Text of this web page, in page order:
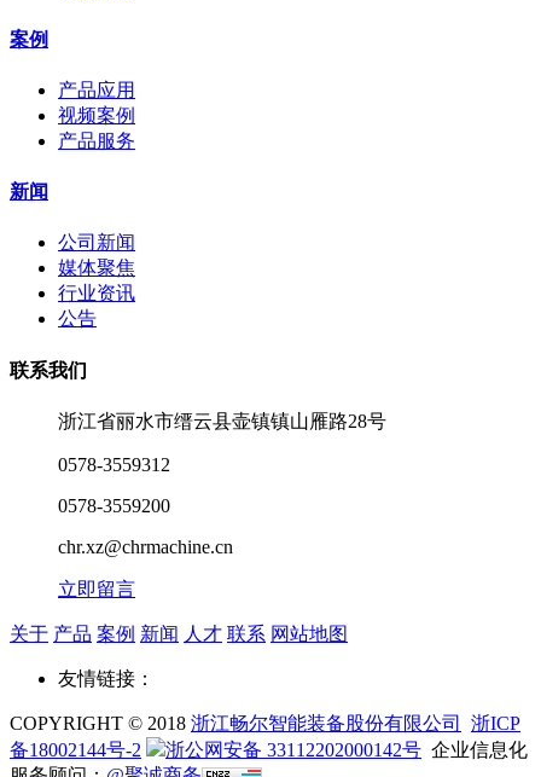
案例
产品应用
视频案例
产品服务
新闻
公司新闻
媒体聚焦
行业资讯
公告
联系我们
浙江省丽水市缙云县壶镇镇山雁路28号
0578-3559312
0578-3559200
chr.xz@chrmachine.cn
立即留言
关于 产品 案例 新闻 人才 联系 网站地图
友情链接：
COPYRIGHT © 2018 浙江畅尔智能装备股份有限公司
浙ICP
备18002144号-2
浙公网安备 33112202000142号 企业信息化